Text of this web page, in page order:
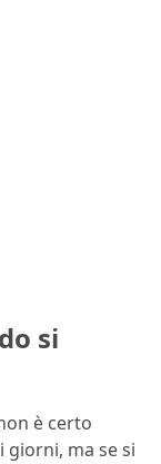
si
è certo
giorni, ma se si